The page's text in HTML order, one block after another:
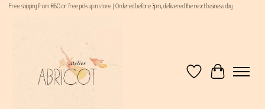
Free shipping from €60 or free pick up in store | Ordered before 3pm, delivered the next business day
Liste de souhaits
Panier